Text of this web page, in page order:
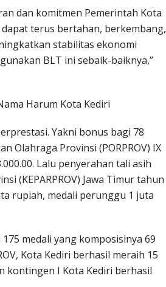
dan komitmen Pemerintah Kota
terus bertahan, berkembang,
stabilitas ekonomi
BLT ini sebaik-baiknya,”
Harum Kota Kediri
Yakni bonus bagi 78
Olahraga Provinsi (PORPROV) IX
Lalu penyerahan tali asih
(KEPARPROV) Jawa Timur tahun
rupiah, medali perunggu 1 juta
medali yang komposisinya 69
Kota Kediri berhasil meraih 15
kontingen I Kota Kediri berhasil